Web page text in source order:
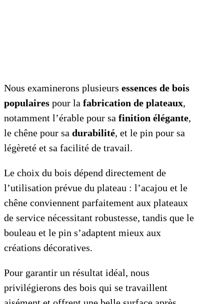
Nous examinerons plusieurs essences de bois
populaires pour la fabrication de plateaux,
notamment l’érable pour sa finition élégante,
le chêne pour sa durabilité, et le pin pour sa
légèreté et sa facilité de travail.
Le choix du bois dépend directement de
l’utilisation prévue du plateau : l’acajou et le
chêne conviennent parfaitement aux plateaux
de service nécessitant robustesse, tandis que le
bouleau et le pin s’adaptent mieux aux
créations décoratives.
Pour garantir un résultat idéal, nous
privilégierons des bois qui se travaillent